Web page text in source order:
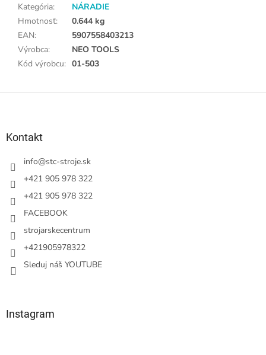
Kategória:
NÁRADIE
Hmotnosť:
0.644 kg
EAN:
5907558403213
Výrobca:
NEO TOOLS
Kód výrobcu: 01-503
Kontakt
info@stc-stroje.sk
+421 905 978 322
+421 905 978 322
FACEBOOK
strojarskecentrum
+421905978322
Sleduj náš YOUTUBE
Instagram